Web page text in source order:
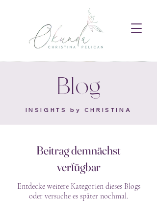
Blog
INSIGHTS by CHRISTINA
Beitrag demnächst
verfügbar
Entdecke weitere Kategorien dieses Blogs
oder versuche es später nochmal.